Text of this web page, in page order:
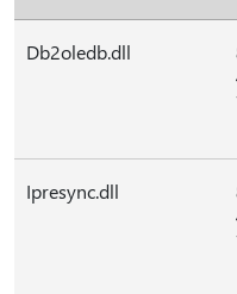
Db2oledb.dll
Ipresync.dll